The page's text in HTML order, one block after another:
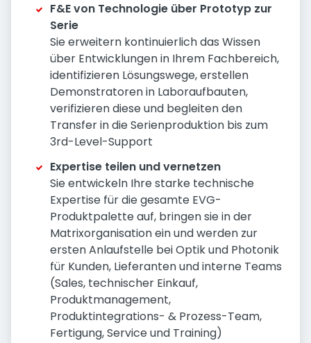
F&E von Technologie über Prototyp zur
Serie
Sie erweitern kontinuierlich das Wissen
über Entwicklungen in Ihrem Fachbereich,
identifizieren Lösungswege, erstellen
Demonstratoren in Laboraufbauten,
verifizieren diese und begleiten den
Transfer in die Serienproduktion bis zum
3rd-Level-Support
Expertise teilen und vernetzen
Sie entwickeln Ihre starke technische
Expertise für die gesamte EVG-
Produktpalette auf, bringen sie in der
Matrixorganisation ein und werden zur
ersten Anlaufstelle bei Optik und Photonik
für Kunden, Lieferanten und interne Teams
(Sales, technischer Einkauf,
Produktmanagement,
Produktintegrations- & Prozess-Team,
Fertigung, Service und Training)